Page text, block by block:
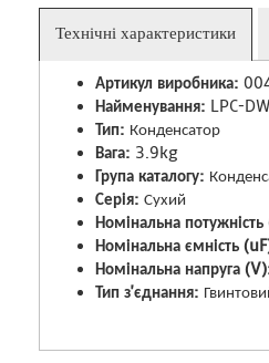
Технічні характеристики
Артикул виробника:
Найменування: LPC-
Тип: Конденсатор
Вага: 3.9kg
Група каталогу:
Серія: Сухий
Номінальна
Номінальна ємність
Номінальна напруга
Тип з'єднання: